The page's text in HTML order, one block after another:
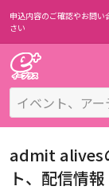
申込内容のご確認やお問い
さい
admit alives
ト、配信情報